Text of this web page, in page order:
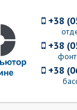
+38
+38
+38